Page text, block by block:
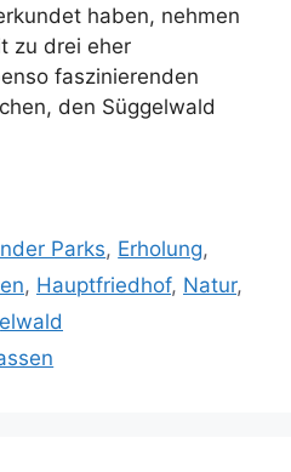
haben, nehmen
zu drei eher
faszinierenden
den Süggelwald
Parks, Erholung,
, Hauptfriedhof, Natur,